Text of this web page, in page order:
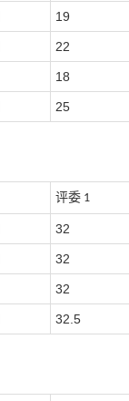
19
22
18
25
评委 1
32
32
32
32.5